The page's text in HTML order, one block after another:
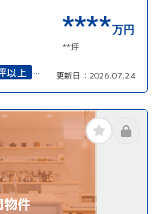
****万円
**坪
以上
更新日： 2026.07.24
物件